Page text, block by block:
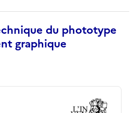
du phototype
graphique